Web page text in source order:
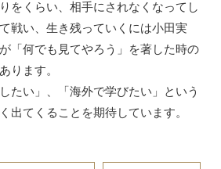
をくらい、相手にされなくなってし
戦い、生き残っていくには小田実
「何でも見てやろう」を著した時の
ります。
たい」、「海外で学びたい」という
出てくることを期待しています。